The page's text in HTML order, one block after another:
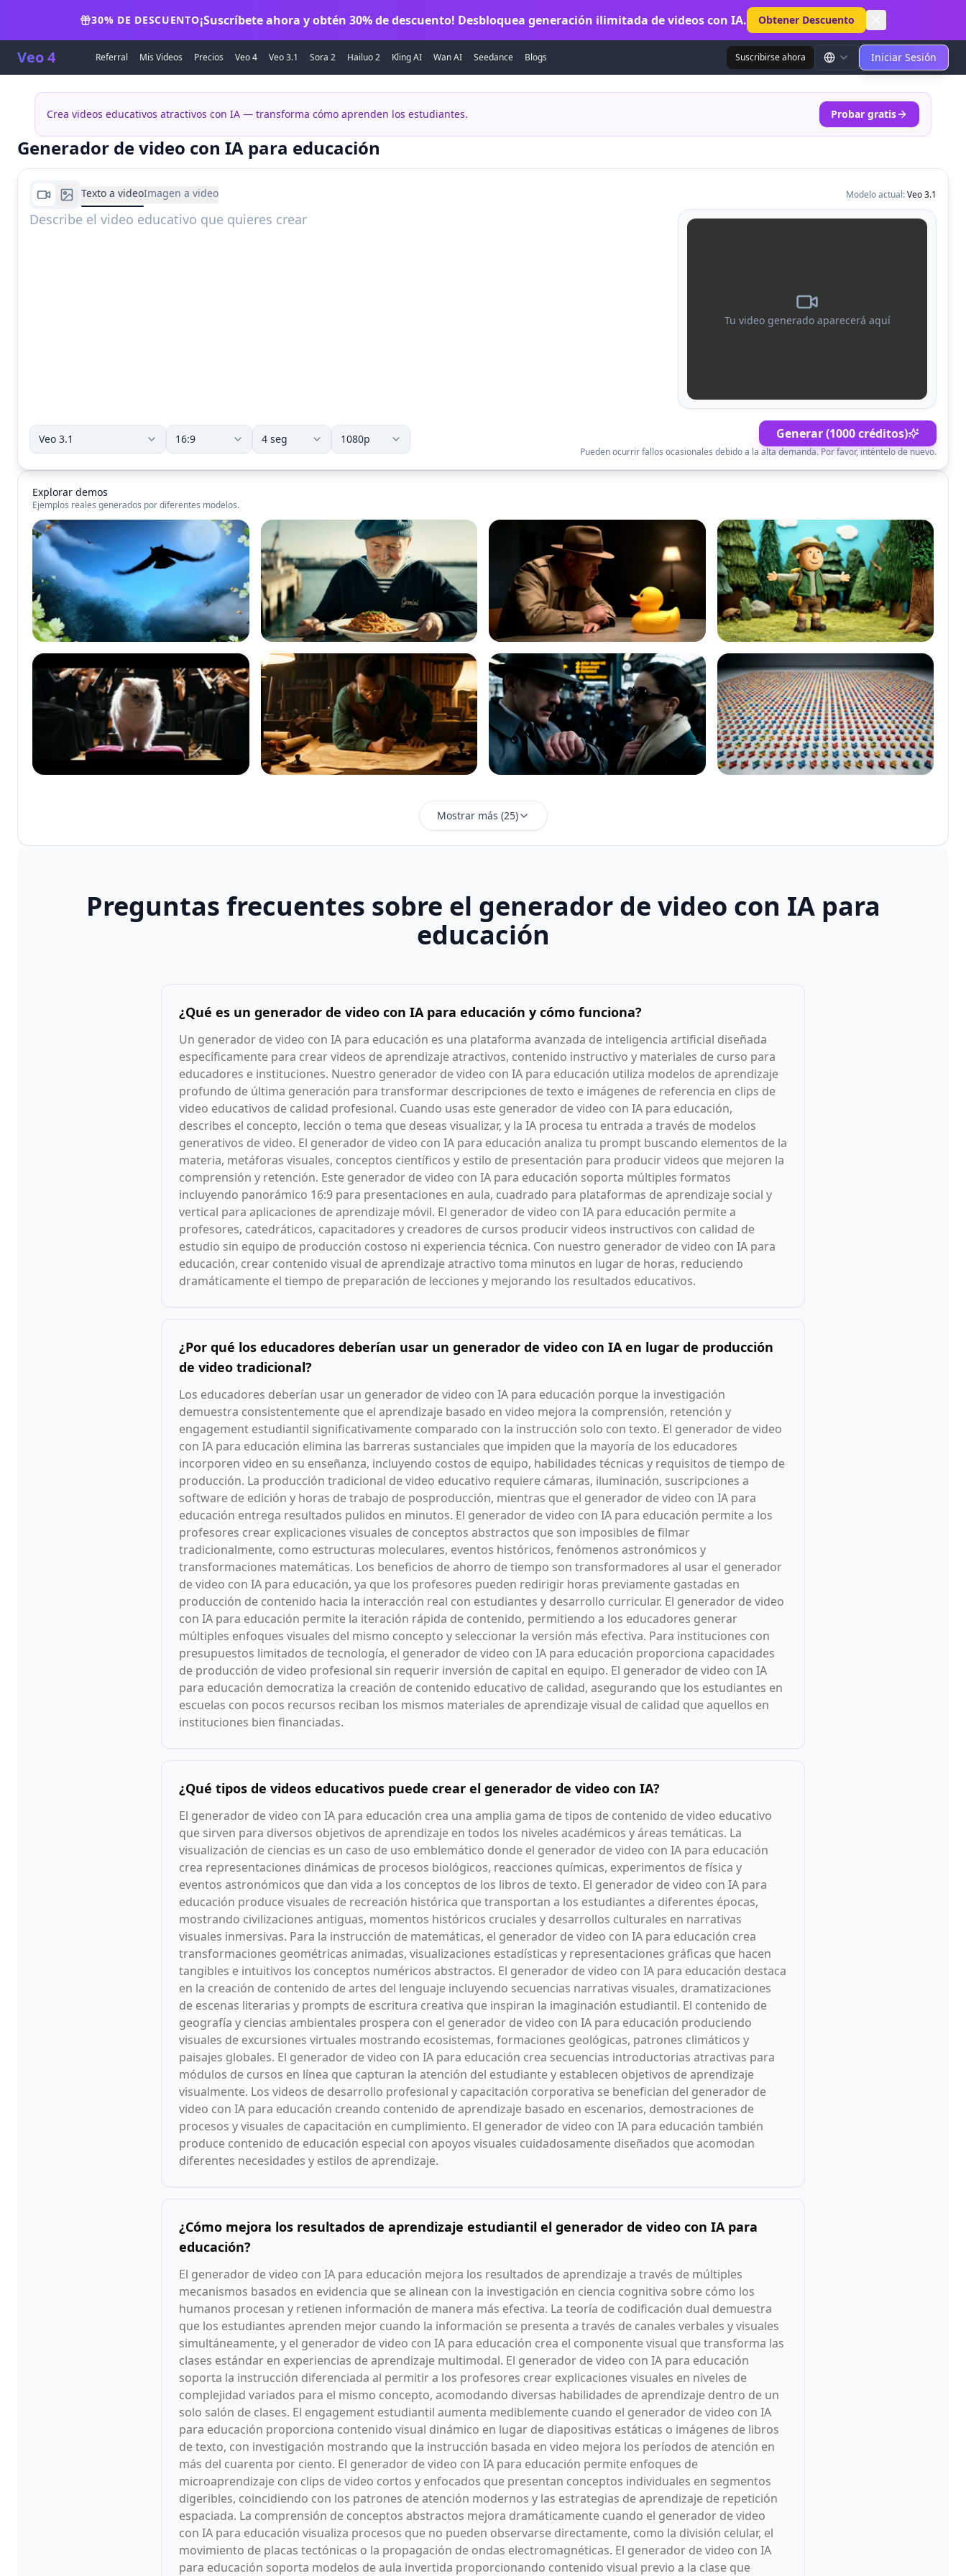
30% DE DESCUENTO¡Suscríbete ahora y obtén 30% de descuento! Desbloquea generación ilimitada de videos con IA. Obtener Descuento
Veo 4 Referral Mis Videos Precios Veo 4 Veo 3.1 Sora 2 Hailuo 2 Kling AI Wan AI Seedance Blogs Suscribirse ahora Iniciar Sesión
Crea videos educativos atractivos con IA — transforma cómo aprenden los estudiantes. Probar gratis
Generador de video con IA para educación
Texto a videoImagen a video Modelo actual:Veo 3.1
Tu video generado aparecerá aquí
Generar (1000 créditos)
Pueden ocurrir fallos ocasionales debido a la alta demanda. Por favor, inténtelo de nuevo.
Explorar demos
Ejemplos reales generados por diferentes modelos.
Mostrar más (25)
Preguntas frecuentes sobre el generador de video con IA para
educación
¿Qué es un generador de video con IA para educación y cómo funciona?
Un generador de video con IA para educación es una plataforma avanzada de inteligencia artificial diseñada
específicamente para crear videos de aprendizaje atractivos, contenido instructivo y materiales de curso para
educadores e instituciones. Nuestro generador de video con IA para educación utiliza modelos de aprendizaje
profundo de última generación para transformar descripciones de texto e imágenes de referencia en clips de
video educativos de calidad profesional. Cuando usas este generador de video con IA para educación,
describes el concepto, lección o tema que deseas visualizar, y la IA procesa tu entrada a través de modelos
generativos de video. El generador de video con IA para educación analiza tu prompt buscando elementos de la
materia, metáforas visuales, conceptos científicos y estilo de presentación para producir videos que mejoren la
comprensión y retención. Este generador de video con IA para educación soporta múltiples formatos
incluyendo panorámico 16:9 para presentaciones en aula, cuadrado para plataformas de aprendizaje social y
vertical para aplicaciones de aprendizaje móvil. El generador de video con IA para educación permite a
profesores, catedráticos, capacitadores y creadores de cursos producir videos instructivos con calidad de
estudio sin equipo de producción costoso ni experiencia técnica. Con nuestro generador de video con IA para
educación, crear contenido visual de aprendizaje atractivo toma minutos en lugar de horas, reduciendo
dramáticamente el tiempo de preparación de lecciones y mejorando los resultados educativos.
¿Por qué los educadores deberían usar un generador de video con IA en lugar de producción
de video tradicional?
Los educadores deberían usar un generador de video con IA para educación porque la investigación
demuestra consistentemente que el aprendizaje basado en video mejora la comprensión, retención y
engagement estudiantil significativamente comparado con la instrucción solo con texto. El generador de video
con IA para educación elimina las barreras sustanciales que impiden que la mayoría de los educadores
incorporen video en su enseñanza, incluyendo costos de equipo, habilidades técnicas y requisitos de tiempo de
producción. La producción tradicional de video educativo requiere cámaras, iluminación, suscripciones a
software de edición y horas de trabajo de posproducción, mientras que el generador de video con IA para
educación entrega resultados pulidos en minutos. El generador de video con IA para educación permite a los
profesores crear explicaciones visuales de conceptos abstractos que son imposibles de filmar
tradicionalmente, como estructuras moleculares, eventos históricos, fenómenos astronómicos y
transformaciones matemáticas. Los beneficios de ahorro de tiempo son transformadores al usar el generador
de video con IA para educación, ya que los profesores pueden redirigir horas previamente gastadas en
producción de contenido hacia la interacción real con estudiantes y desarrollo curricular. El generador de video
con IA para educación permite la iteración rápida de contenido, permitiendo a los educadores generar
múltiples enfoques visuales del mismo concepto y seleccionar la versión más efectiva. Para instituciones con
presupuestos limitados de tecnología, el generador de video con IA para educación proporciona capacidades
de producción de video profesional sin requerir inversión de capital en equipo. El generador de video con IA
para educación democratiza la creación de contenido educativo de calidad, asegurando que los estudiantes en
escuelas con pocos recursos reciban los mismos materiales de aprendizaje visual de calidad que aquellos en
instituciones bien financiadas.
¿Qué tipos de videos educativos puede crear el generador de video con IA?
El generador de video con IA para educación crea una amplia gama de tipos de contenido de video educativo
que sirven para diversos objetivos de aprendizaje en todos los niveles académicos y áreas temáticas. La
visualización de ciencias es un caso de uso emblemático donde el generador de video con IA para educación
crea representaciones dinámicas de procesos biológicos, reacciones químicas, experimentos de física y
eventos astronómicos que dan vida a los conceptos de los libros de texto. El generador de video con IA para
educación produce visuales de recreación histórica que transportan a los estudiantes a diferentes épocas,
mostrando civilizaciones antiguas, momentos históricos cruciales y desarrollos culturales en narrativas
visuales inmersivas. Para la instrucción de matemáticas, el generador de video con IA para educación crea
transformaciones geométricas animadas, visualizaciones estadísticas y representaciones gráficas que hacen
tangibles e intuitivos los conceptos numéricos abstractos. El generador de video con IA para educación destaca
en la creación de contenido de artes del lenguaje incluyendo secuencias narrativas visuales, dramatizaciones
de escenas literarias y prompts de escritura creativa que inspiran la imaginación estudiantil. El contenido de
geografía y ciencias ambientales prospera con el generador de video con IA para educación produciendo
visuales de excursiones virtuales mostrando ecosistemas, formaciones geológicas, patrones climáticos y
paisajes globales. El generador de video con IA para educación crea secuencias introductorias atractivas para
módulos de cursos en línea que capturan la atención del estudiante y establecen objetivos de aprendizaje
visualmente. Los videos de desarrollo profesional y capacitación corporativa se benefician del generador de
video con IA para educación creando contenido de aprendizaje basado en escenarios, demostraciones de
procesos y visuales de capacitación en cumplimiento. El generador de video con IA para educación también
produce contenido de educación especial con apoyos visuales cuidadosamente diseñados que acomodan
diferentes necesidades y estilos de aprendizaje.
¿Cómo mejora los resultados de aprendizaje estudiantil el generador de video con IA para
educación?
El generador de video con IA para educación mejora los resultados de aprendizaje a través de múltiples
mecanismos basados en evidencia que se alinean con la investigación en ciencia cognitiva sobre cómo los
humanos procesan y retienen información de manera más efectiva. La teoría de codificación dual demuestra
que los estudiantes aprenden mejor cuando la información se presenta a través de canales verbales y visuales
simultáneamente, y el generador de video con IA para educación crea el componente visual que transforma las
clases estándar en experiencias de aprendizaje multimodal. El generador de video con IA para educación
soporta la instrucción diferenciada al permitir a los profesores crear explicaciones visuales en niveles de
complejidad variados para el mismo concepto, acomodando diversas habilidades de aprendizaje dentro de un
solo salón de clases. El engagement estudiantil aumenta mediblemente cuando el generador de video con IA
para educación proporciona contenido visual dinámico en lugar de diapositivas estáticas o imágenes de libros
de texto, con investigación mostrando que la instrucción basada en video mejora los períodos de atención en
más del cuarenta por ciento. El generador de video con IA para educación permite enfoques de
microaprendizaje con clips de video cortos y enfocados que presentan conceptos individuales en segmentos
digeribles, coincidiendo con los patrones de atención modernos y las estrategias de aprendizaje de repetición
espaciada. La comprensión de conceptos abstractos mejora dramáticamente cuando el generador de video
con IA para educación visualiza procesos que no pueden observarse directamente, como la división celular, el
movimiento de placas tectónicas o la propagación de ondas electromagnéticas. El generador de video con IA
para educación soporta modelos de aula invertida proporcionando contenido visual previo a la clase que